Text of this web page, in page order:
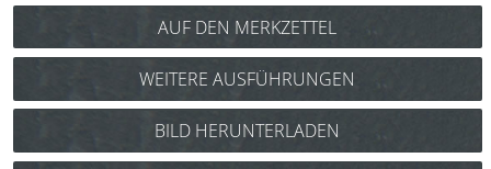
e-kwip
Kämme
WEITERE AUSFÜHRUNGEN
BILD HERUNTERLADEN